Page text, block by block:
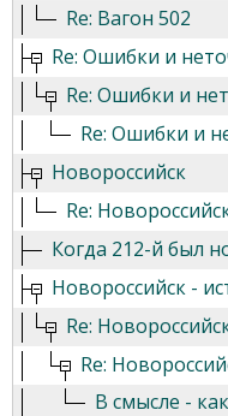
Re: Вагон 502
Re: Ошибки и
Re: Ошибки и
Re: Ошибки и
Новороссийск
Re:
Когда 212-й был
Новороссийск -
Re:
Re:
В смысле -